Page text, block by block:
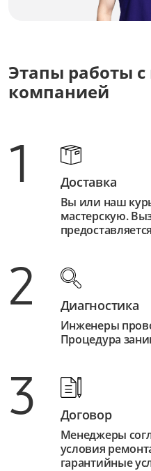
Этапы работы
компанией
1 Доставка
Вы или наш
мастерскую.
2 Диагностика
Инженеры
Процедура
3 Договор
Менеджеры
условия
гарантийные